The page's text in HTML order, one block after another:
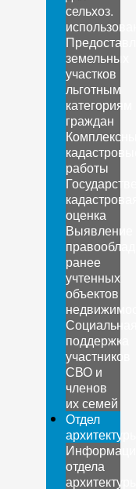
сельхоз.
земельных
участков
льготным
категориям
граждан
работы
оценка
Выявление
ранее
учтенных
объектов
поддержка
участников
СВО и
членов
их семей
Отдел
отдела